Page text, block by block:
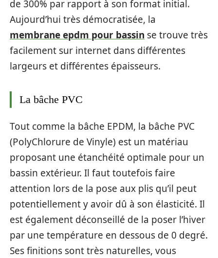
de 300% par rapport à son format initial.
Aujourd’hui très démocratisée, la
membrane epdm pour bassin se trouve très
facilement sur internet dans différentes
largeurs et différentes épaisseurs.
La bâche PVC
Tout comme la bâche EPDM, la bâche PVC
(PolyChlorure de Vinyle) est un matériau
proposant une étanchéité optimale pour un
bassin extérieur. Il faut toutefois faire
attention lors de la pose aux plis qu’il peut
potentiellement y avoir dû à son élasticité. Il
est également déconseillé de la poser l’hiver
par une température en dessous de 0 degré.
Ses finitions sont très naturelles, vous